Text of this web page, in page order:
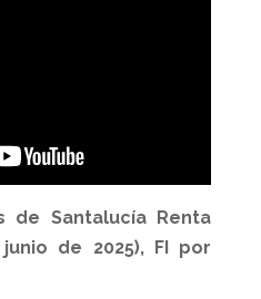
de Santalucía Renta
de 2025), FI por